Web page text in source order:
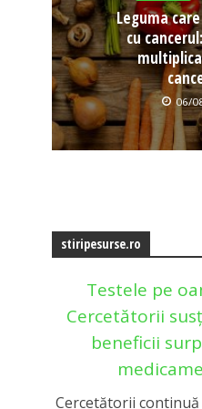
Leguma
cu
06/
stiripesurse.ro
Testele pe
Cercetătorii
beneficii
Cercetătorii